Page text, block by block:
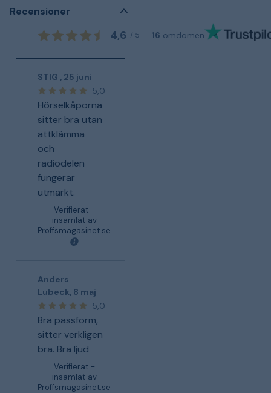
Recensioner
4,6 / 5 16 omdömen
STIG , 25 juni
5,0
Hörselkåporna
sitter bra utan
attklämma
och
radiodelen
fungerar
utmärkt.
Verifierat -
insamlat av
Proffsmagasinet.se
Anders
Lubeck, 8 maj
5,0
Bra passform,
sitter verkligen
bra. Bra ljud
Verifierat -
insamlat av
Proffsmagasinet.se